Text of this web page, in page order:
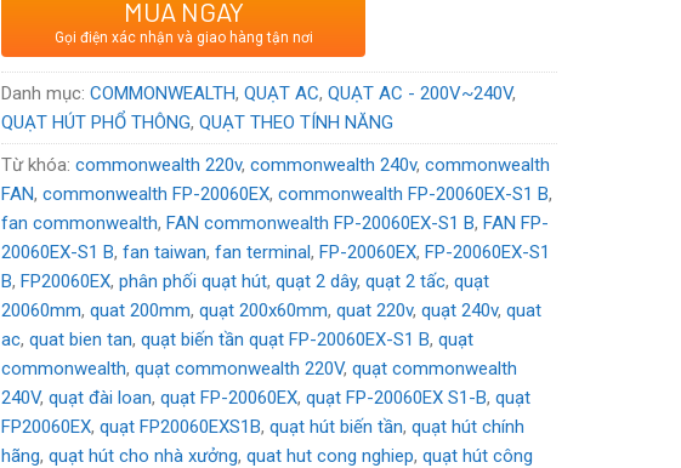
: Thương hiệu Đài Loan
Voltage:220/240VAC
MUA NGAY
Gọi điện xác nhận và giao hàng tận nơi
Danh mục:COMMONWEALTH,QUẠT AC,QUẠT AC - 200V~240V,
QUẠT HÚT PHỔ THÔNG,QUẠT THEO TÍNH NĂNG
Từ khóa:commonwealth 220v,commonwealth 240v,commonwealth
FAN,commonwealth FP-20060EX,commonwealth FP-20060EX-S1 B,
fan commonwealth,FAN commonwealth FP-20060EX-S1 B,FAN FP-
20060EX-S1 B,fan taiwan,fan terminal,FP-20060EX,FP-20060EX-S1
B,FP20060EX,phân phối quạt hút,quạt 2 dây,quạt 2 tấc,quạt
20060mm,quat 200mm,quạt 200x60mm,quat 220v,quạt 240v,quat
ac,quat bien tan,quạt biến tần quạt FP-20060EX-S1 B,quạt
commonwealth,quạt commonwealth 220V,quạt commonwealth
240V,quạt đài loan,quạt FP-20060EX,quạt FP-20060EX S1-B,quạt
FP20060EX,quạt FP20060EXS1B,quạt hút biến tần,quạt hút chính
hãng,quạt hút cho nhà xưởng,quat hut cong nghiep,quạt hút công